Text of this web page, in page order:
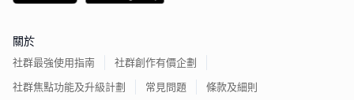
關於
社群最強使用指南
社群創作有價企劃
社群焦點功能及升級計劃
常見問題 條款及細則